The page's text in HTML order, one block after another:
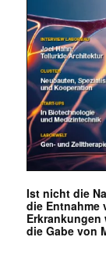
Ist nicht die
die Entnahme
Erkrankungen
die Gabe von